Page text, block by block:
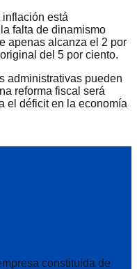
está
falta de dinamismo
apenas alcanza el 2 por
del 5 por ciento.
administrativas pueden
reforma fiscal será
el déficit en la economía
constituida de